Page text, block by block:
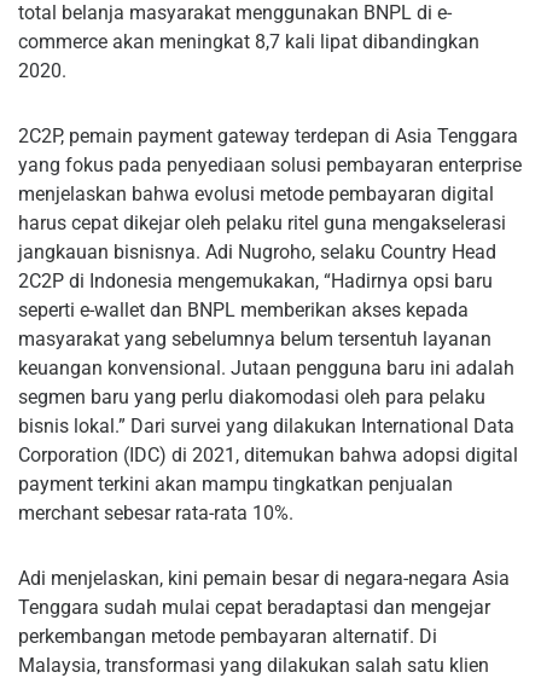
total belanja masyarakat menggunakan BNPL di e-
commerce akan meningkat 8,7 kali lipat dibandingkan
2020.
2C2P, pemain payment gateway terdepan di Asia Tenggara
yang fokus pada penyediaan solusi pembayaran enterprise
menjelaskan bahwa evolusi metode pembayaran digital
harus cepat dikejar oleh pelaku ritel guna mengakselerasi
jangkauan bisnisnya. Adi Nugroho, selaku Country Head
2C2P di Indonesia mengemukakan, “Hadirnya opsi baru
seperti e-wallet dan BNPL memberikan akses kepada
masyarakat yang sebelumnya belum tersentuh layanan
keuangan konvensional. Jutaan pengguna baru ini adalah
segmen baru yang perlu diakomodasi oleh para pelaku
bisnis lokal.” Dari survei yang dilakukan International Data
Corporation (IDC) di 2021, ditemukan bahwa adopsi digital
payment terkini akan mampu tingkatkan penjualan
merchant sebesar rata-rata 10%.
Adi menjelaskan, kini pemain besar di negara-negara Asia
Tenggara sudah mulai cepat beradaptasi dan mengejar
perkembangan metode pembayaran alternatif. Di
Malaysia, transformasi yang dilakukan salah satu klien